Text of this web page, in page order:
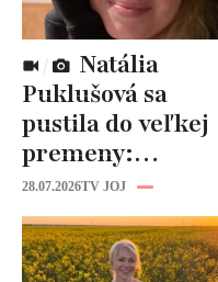
Puklušová sa
pustila do veľkej
premeny:
Odborníci však
varujú, pozor na
prísne diéty!
28.07.2026TV JOJ